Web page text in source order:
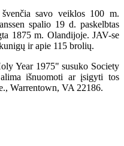
švenčia savo veiklos 100 m.
spalio 19 d. paskelbtas
1875 m. Olandijoje. JAV-se
ir apie 115 brolių.
Year 1975" susuko Society
išnuomoti ar įsigyti tos
Warrentown, VA 22186.